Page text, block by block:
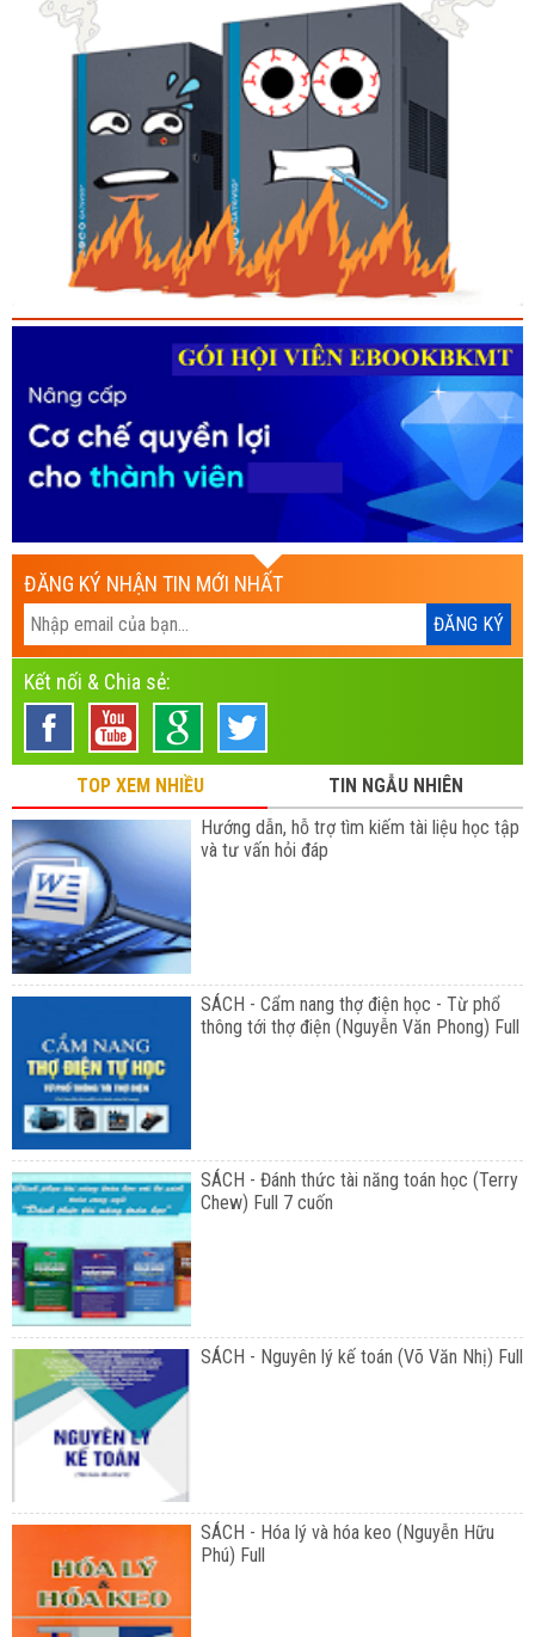
ĐĂNG KÝ NHẬN TIN MỚI NHẤT
Kết nối & Chia sẻ:
TOP XEM NHIỀU
TIN NGẪU NHIÊN
Hướng dẫn, hỗ trợ tìm kiếm tài liệu học tập
và tư vấn hỏi đáp
SÁCH - Cẩm nang thợ điện học - Từ phổ
thông tới thợ điện (Nguyễn Văn Phong) Full
SÁCH - Đánh thức tài năng toán học (Terry
Chew) Full 7 cuốn
SÁCH - Nguyên lý kế toán (Võ Văn Nhị) Full
SÁCH - Hóa lý và hóa keo (Nguyễn Hữu
Phú) Full